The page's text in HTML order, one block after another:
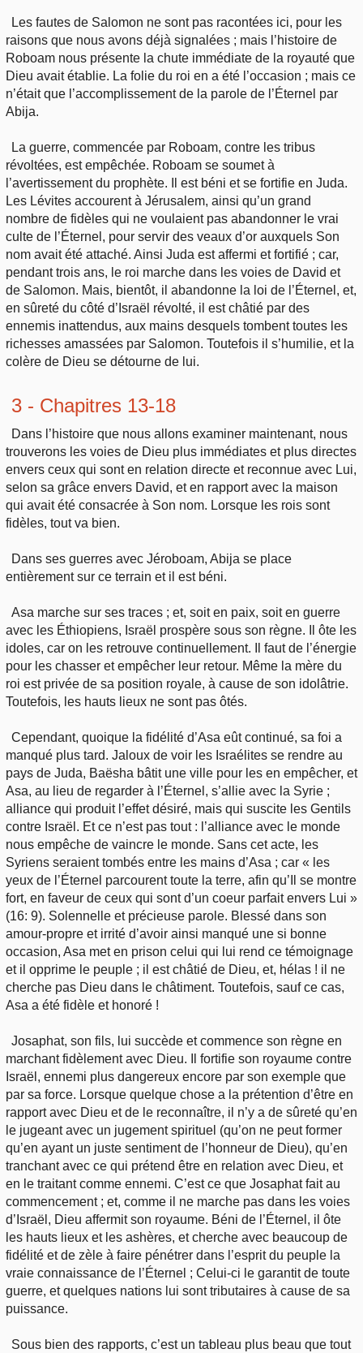
Les fautes de Salomon ne sont pas racontées ici, pour les
raisons que nous avons déjà signalées ; mais l’histoire de
Roboam nous présente la chute immédiate de la royauté que
Dieu avait établie. La folie du roi en a été l’occasion ; mais ce
n’était que l’accomplissement de la parole de l’Éternel par
Abija.
La guerre, commencée par Roboam, contre les tribus
révoltées, est empêchée. Roboam se soumet à
l’avertissement du prophète. Il est béni et se fortifie en Juda.
Les Lévites accourent à Jérusalem, ainsi qu’un grand
nombre de fidèles qui ne voulaient pas abandonner le vrai
culte de l’Éternel, pour servir des veaux d’or auxquels Son
nom avait été attaché. Ainsi Juda est affermi et fortifié ; car,
pendant trois ans, le roi marche dans les voies de David et
de Salomon. Mais, bientôt, il abandonne la loi de l’Éternel, et,
en sûreté du côté d’Israël révolté, il est châtié par des
ennemis inattendus, aux mains desquels tombent toutes les
richesses amassées par Salomon. Toutefois il s’humilie, et la
colère de Dieu se détourne de lui.
3 - Chapitres 13-18
Dans l’histoire que nous allons examiner maintenant, nous
trouverons les voies de Dieu plus immédiates et plus directes
envers ceux qui sont en relation directe et reconnue avec Lui,
selon sa grâce envers David, et en rapport avec la maison
qui avait été consacrée à Son nom. Lorsque les rois sont
fidèles, tout va bien.
Dans ses guerres avec Jéroboam, Abija se place
entièrement sur ce terrain et il est béni.
Asa marche sur ses traces ; et, soit en paix, soit en guerre
avec les Éthiopiens, Israël prospère sous son règne. Il ôte les
idoles, car on les retrouve continuellement. Il faut de l’énergie
pour les chasser et empêcher leur retour. Même la mère du
roi est privée de sa position royale, à cause de son idolâtrie.
Toutefois, les hauts lieux ne sont pas ôtés.
Cependant, quoique la fidélité d’Asa eût continué, sa foi a
manqué plus tard. Jaloux de voir les Israélites se rendre au
pays de Juda, Baësha bâtit une ville pour les en empêcher, et
Asa, au lieu de regarder à l’Éternel, s’allie avec la Syrie ;
alliance qui produit l’effet désiré, mais qui suscite les Gentils
contre Israël. Et ce n’est pas tout : l’alliance avec le monde
nous empêche de vaincre le monde. Sans cet acte, les
Syriens seraient tombés entre les mains d’Asa ; car « les
yeux de l’Éternel parcourent toute la terre, afin qu’Il se montre
fort, en faveur de ceux qui sont d’un coeur parfait envers Lui »
(16: 9). Solennelle et précieuse parole. Blessé dans son
amour-propre et irrité d’avoir ainsi manqué une si bonne
occasion, Asa met en prison celui qui lui rend ce témoignage
et il opprime le peuple ; il est châtié de Dieu, et, hélas ! il ne
cherche pas Dieu dans le châtiment. Toutefois, sauf ce cas,
Asa a été fidèle et honoré !
Josaphat, son fils, lui succède et commence son règne en
marchant fidèlement avec Dieu. Il fortifie son royaume contre
Israël, ennemi plus dangereux encore par son exemple que
par sa force. Lorsque quelque chose a la prétention d’être en
rapport avec Dieu et de le reconnaître, il n’y a de sûreté qu’en
le jugeant avec un jugement spirituel (qu’on ne peut former
qu’en ayant un juste sentiment de l’honneur de Dieu), qu’en
tranchant avec ce qui prétend être en relation avec Dieu, et
en le traitant comme ennemi. C’est ce que Josaphat fait au
commencement ; et, comme il ne marche pas dans les voies
d’Israël, Dieu affermit son royaume. Béni de l’Éternel, il ôte
les hauts lieux et les ashères, et cherche avec beaucoup de
fidélité et de zèle à faire pénétrer dans l’esprit du peuple la
vraie connaissance de l’Éternel ; Celui-ci le garantit de toute
guerre, et quelques nations lui sont tributaires à cause de sa
puissance.
Sous bien des rapports, c’est un tableau plus beau que tout